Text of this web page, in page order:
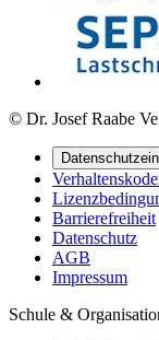
© Dr. Josef Raabe
Barrierefreiheit
Datenschutz
AGB
Impressum
Schule &